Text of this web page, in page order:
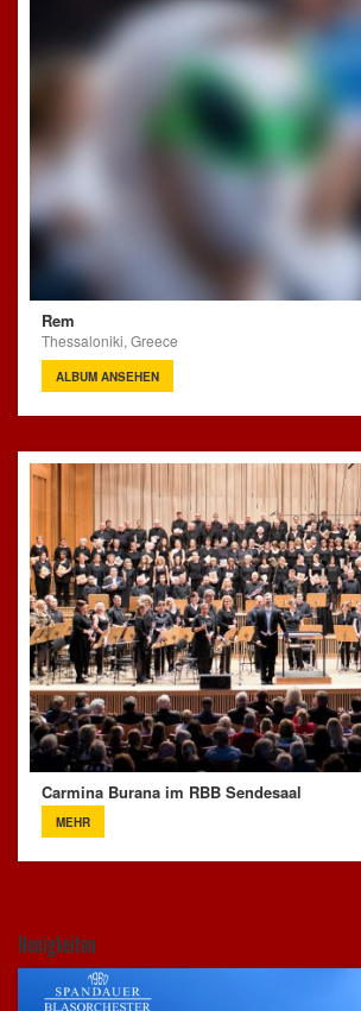
Rem
Thessaloniki, Greece
ALBUM ANSEHEN
Carmina Burana im RBB Sendesaal
MEHR
Neuigkeiten